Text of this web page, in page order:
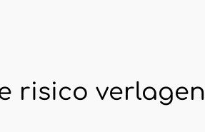
risico verlagen